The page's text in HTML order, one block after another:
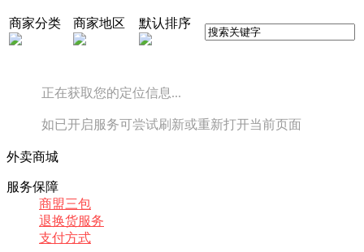
商家分类 商家地区 默认排序
正在获取您的定位信息...
如已开启服务可尝试刷新或重新打开当前页面
外卖商城
服务保障
商盟三包
退换货服务
支付方式